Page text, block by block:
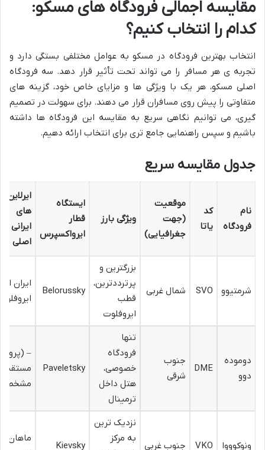
مقایسه اجمالی فرودگاه های مسکو:
کدام را انتخاب کنیم؟
انتخاب بهترین فرودگاه در مسکو به عوامل مختلفی بستگی دارد و
تجربه ی هر مسافر را می تواند تحت تأثیر قرار دهد. سه فرودگاه
اصلی مسکو، هر یک با ویژگی ها و مزایای خاص خود، گزینه های
متفاوتی را پیش روی مسافران قرار می دهند. برای سهولت در تصمیم
گیری، می توانیم نگاهی سریع به مقایسه این فرودگاه ها داشته
باشیم و سپس راهنمایی جامع تری برای انتخاب ارائه دهیم.
جدول مقایسه سریع
نام
فرودگاه
کد
یاتا
موقعیت
(جهت
جغرافیایی)
ویژگی بارز
ایستگاه
قطار
ایرواکسپرس
ایرلاین
های
ایرانی
اصلی
شرمتیوو SVO شمال غربی
بزرگترین و
پرترددترین،
قطب
ایروفلوت
Belorussky
ایران ایر،
دوموده
دوو
DME
جنوب
شرقی
تنها
فرودگاه
خصوصی،
هتل داخل
ترمینال
Paveletsky
– (پرواز
مستقیم
ونوکوووا VKO جنوب غربی
نزدیک ترین
به مرکز
Kievsky
ماهان